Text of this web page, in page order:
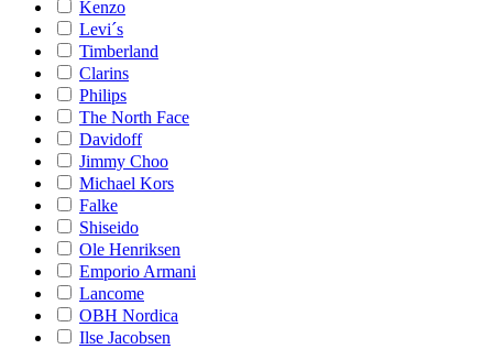
Kenzo
Levi´s
Timberland
Clarins
Philips
The North Face
Davidoff
Jimmy Choo
Michael Kors
Falke
Shiseido
Ole Henriksen
Emporio Armani
Lancome
OBH Nordica
Ilse Jacobsen